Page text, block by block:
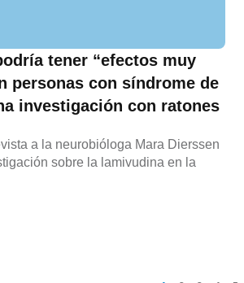
tener “efectos muy
personas con síndrome de
investigación con ratones
a la neurobióloga Mara Dierssen
sobre la lamivudina en la